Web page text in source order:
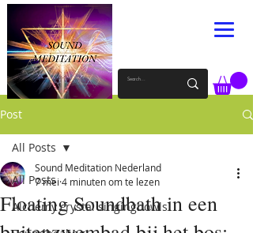
Post
All Posts
Alchemy crystal singingbowls
All Posts
Floating Soundbath in een
Sound Meditation Nederland
7 mei 4 minuten om te lezen